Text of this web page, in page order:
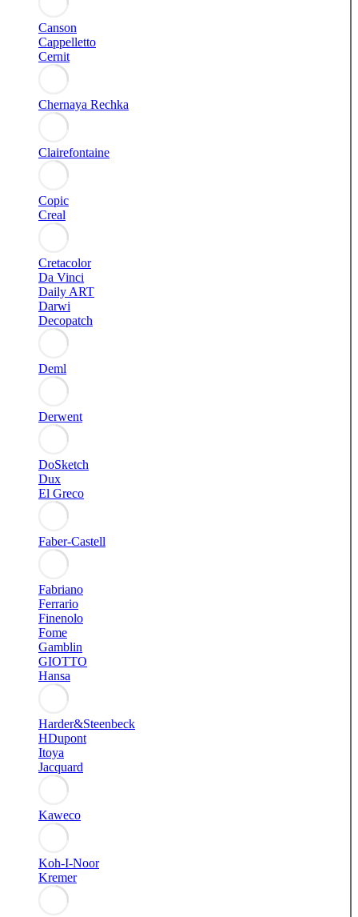
Canson
Cappelletto
Cernit
Chernaya Rechka
Clairefontaine
Copic
Creal
Cretacolor
Da Vinci
Daily ART
Darwi
Decopatch
Deml
Derwent
DoSketch
Dux
El Greco
Faber-Castell
Fabriano
Ferrario
Finenolo
Fome
Gamblin
GIOTTO
Hansa
Harder&Steenbeck
HDupont
Itoya
Jacquard
Kaweco
Koh-I-Noor
Kremer